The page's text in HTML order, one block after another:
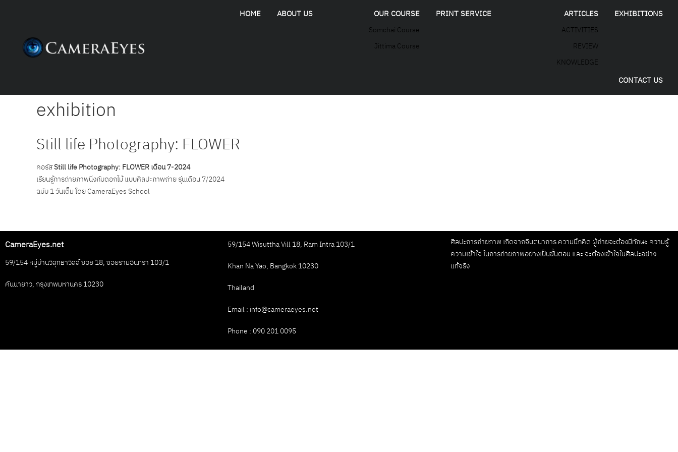
HOME ABOUT US OUR COURSE
Somchai Course
Jittima Course
PRINT SERVICE ARTICLES
ACTIVITIES
REVIEW
KNOWLEDGE
EXHIBITIONS
CONTACT US
exhibition
Still life Photography: FLOWER
คอร์สStill life Photography: FLOWER เดือน 7-2024
เรียนรู้การถ่ายภาพนิ่งกับดอกไม้ แบบศิลปะภาพถ่าย รุ่นเดือน 7/2024
ฉบับ 1 วันเต็ม โดย CameraEyes School
CameraEyes.net
59/154 หมู่บ้านวิสุทธาวิลล์ ซอย 18, ซอยรามอินทรา 103/1
คันนายาว, กรุงเทพมหานคร 10230
59/154 Wisuttha Vill 18, Ram Intra 103/1
Khan Na Yao, Bangkok 10230
Thailand
Email : info@cameraeyes.net
Phone : 090 201 0095
ศิลปะการถ่ายภาพ เกิดจากจินตนาการ ความนึกคิด ผู้ถ่ายจะต้องมีทักษะ ความรู้
ความเข้าใจ ในการถ่ายภาพอย่างเป็นขั้นตอน และ จะต้องเข้าใจในศิลปะอย่าง
แท้จริง